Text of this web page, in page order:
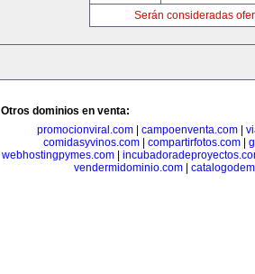
Serán consideradas
Otros dominios en venta:
promocionviral.com
campoenventa.com
comidasyvinos.com| compartirfotos.com|
webhostingpymes.com
vendermidominio.com|